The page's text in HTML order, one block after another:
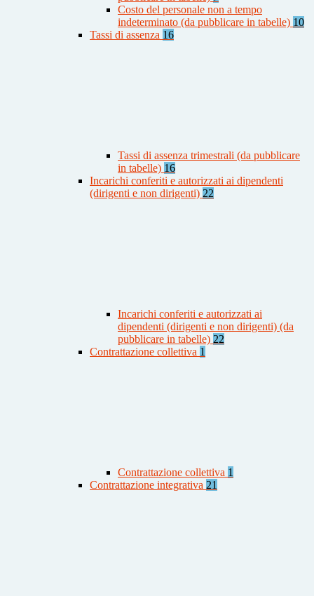
Costo del personale non a tempo
indeterminato (da pubblicare in tabelle) 10
Tassi di assenza 16
Tassi di assenza trimestrali (da pubblicare
in tabelle) 16
Incarichi conferiti e autorizzati ai dipendenti
(dirigenti e non dirigenti) 22
Incarichi conferiti e autorizzati ai
dipendenti (dirigenti e non dirigenti) (da
pubblicare in tabelle) 22
Contrattazione collettiva 1
Contrattazione collettiva 1
Contrattazione integrativa 21